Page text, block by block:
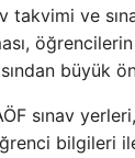
takvimi ve
büyük
sınav
bilgileri